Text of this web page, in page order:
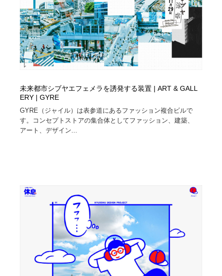
未来都市シブヤエフェメラを誘発する装置 | ART & GALL
ERY | GYRE
GYRE（ジャイル）は表参道にあるファッション複合ビルで
す。コンセプトストアの集合体としてファッション、建築、
アート、デザイン...